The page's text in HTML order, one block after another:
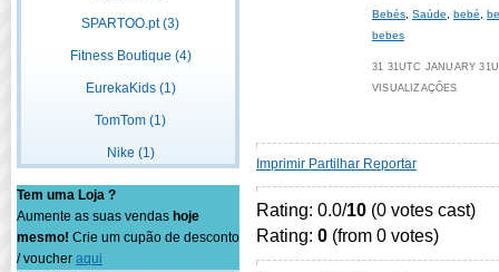
SPARTOO.pt (3)
Fitness Boutique (4)
EurekaKids (1)
TomTom (1)
Nike (1)
Tem uma Loja ?
Aumente as suas vendas hoje
mesmo! Crie um cupão de desconto
/ voucher aqui
Bebés Saúde bebé
bebes
31 31UTC JANUARY
VISUALIZAÇÕES
Imprimir Partilhar Reportar
Rating: 0.0/10 (0 votes cast)
Rating: 0 (from 0 votes)